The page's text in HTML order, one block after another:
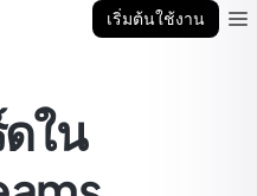
เริ่มต้นใช้งาน
ใน